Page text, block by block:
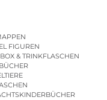
FIGUREN
& TRINKFLASCHEN